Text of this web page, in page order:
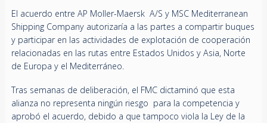
El acuerdo entre AP Moller-Maersk A/S y MSC Mediterranean
Shipping Company autorizaría a las partes a compartir buques
y participar en las actividades de explotación de cooperación
relacionadas en las rutas entre Estados Unidos y Asia, Norte
de Europa y el Mediterráneo.
Tras semanas de deliberación, el FMC dictaminó que esta
alianza no representa ningún riesgo para la competencia y
aprobó el acuerdo, debido a que tampoco viola la Ley de la